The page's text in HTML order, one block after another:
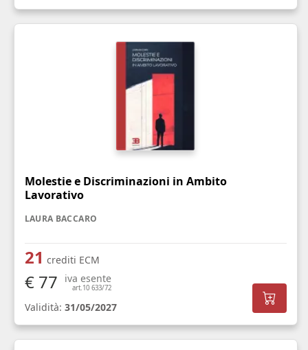
Molestie e Discriminazioni in Ambito
Lavorativo
LAURA BACCARO
21 crediti ECM
€ 77 iva esente
art.10 633/72
Validità: 31/05/2027